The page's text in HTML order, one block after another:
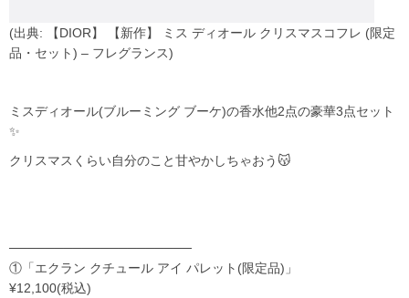
(出典: 【DIOR】 【新作】 ミス ディオール クリスマスコフレ (限定
品・セット) – フレグランス)
ミスディオール(ブルーミング ブーケ)の香水他2点の豪華3点セット
✨
クリスマスくらい自分のこと甘やかしちゃおう😽
────────────────────
①「エクラン クチュール アイ パレット(限定品)」
¥12,100(税込)